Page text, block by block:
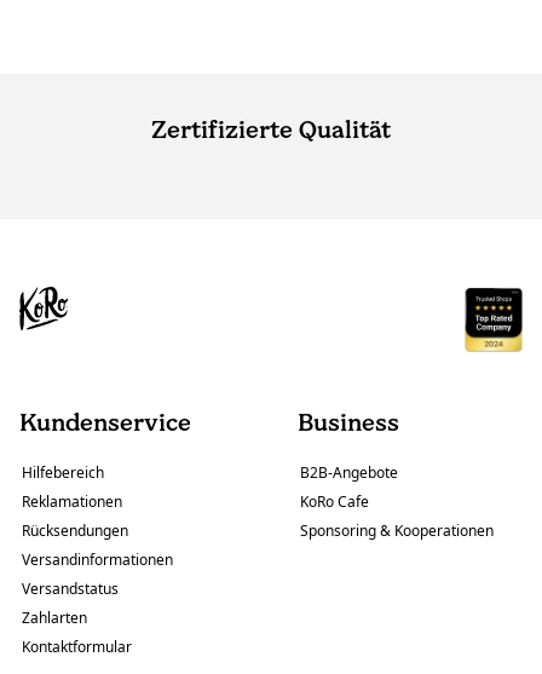
Zertifizierte Qualität
Kundenservice
Hilfebereich
Reklamationen
Rücksendungen
Versandinformationen
Versandstatus
Zahlarten
Kontaktformular
Business
B2B-Angebote
KoRo Cafe
Sponsoring & Kooperationen